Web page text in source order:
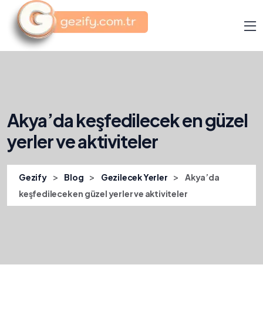
Akya’da keşfedilecek en güzel
yerler ve aktiviteler
Gezify > Blog > Gezilecek Yerler >
Akya’da
keşfedilecek en güzel yerler ve aktiviteler